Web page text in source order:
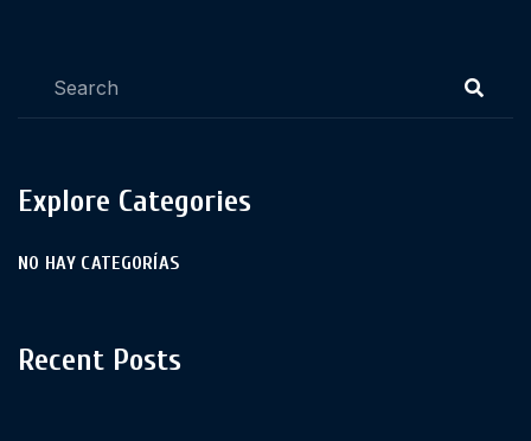
Explore Categories
NO HAY CATEGORÍAS
Recent Posts